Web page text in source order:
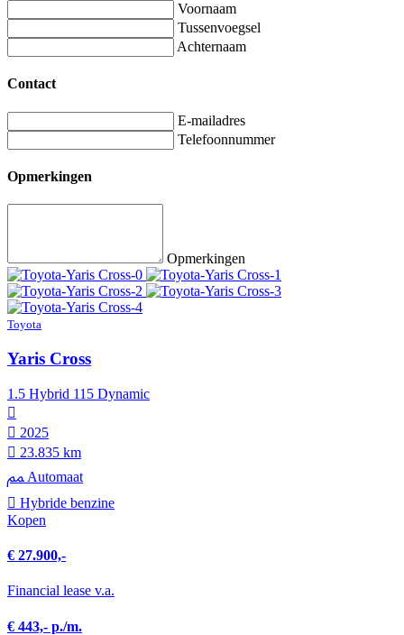
Voornaam
Tussenvoegsel
Achternaam
Contact
E-mailadres
Telefoonnummer
Opmerkingen
Opmerkingen
Toyota
Yaris Cross
1.5 Hybrid 115 Dynamic
2025
23.835 km
Automaat
Hybride benzine
Kopen
€ 27.900,-
Financial lease v.a.
€ 443,- p./m.